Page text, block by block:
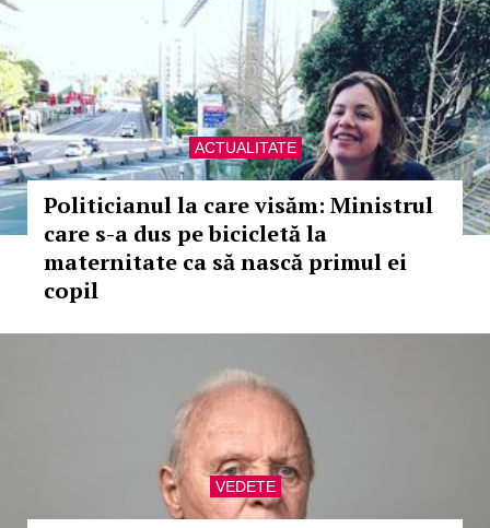
ACTUALITATE
Politicianul la care visăm: Ministrul
care s-a dus pe bicicletă la
maternitate ca să nască primul ei
copil
VEDETE